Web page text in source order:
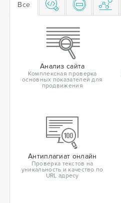
Все
Анализ сайта
Комплексная проверка
основных показателей для
продвижения
Антиплагиат онлайн
Проверка текстов на
уникальность и качество по
URL адресу